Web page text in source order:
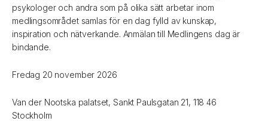
psykologer och andra som på olika sätt arbetar inom
medlingsområdet samlas för en dag fylld av kunskap,
inspiration och nätverkande. Anmälan till Medlingens dag är
bindande.
Fredag 20 november 2026
Van der Nootska palatset, Sankt Paulsgatan 21, 118 46
Stockholm